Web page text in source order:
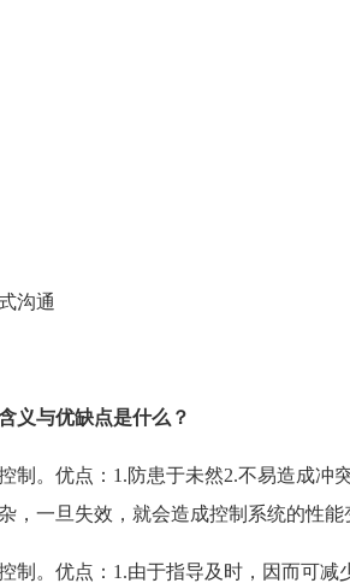
沟通
义与优缺点是什么？
。优点：1.防患于未然2.不易造成冲
一旦失效，就会造成控制系统的性能
。优点：1.由于指导及时，因而可减